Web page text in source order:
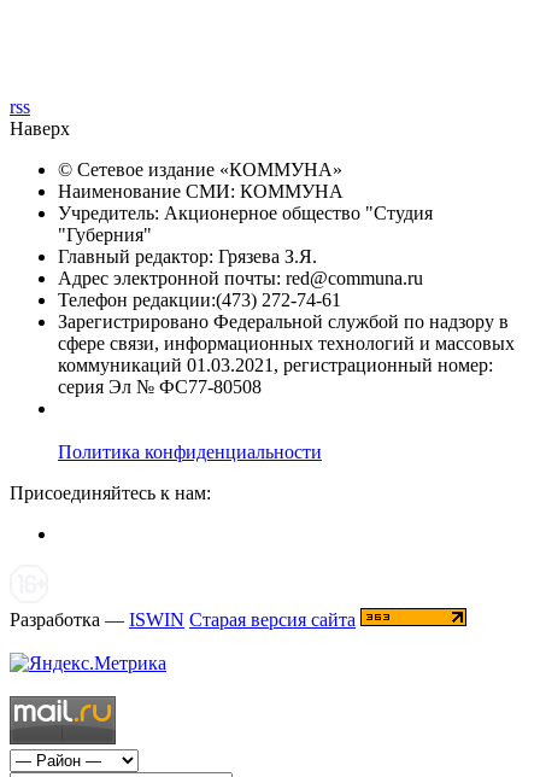
rss
Наверх
© Сетевое издание «КОММУНА»
Наименование СМИ: КОММУНА
Учредитель: Акционерное общество "Студия
"Губерния"
Главный редактор: Грязева З.Я.
Адрес электронной почты: red@communa.ru
Телефон редакции:(473) 272-74-61
Зарегистрировано Федеральной службой по надзору в
сфере связи, информационных технологий и массовых
коммуникаций 01.03.2021, регистрационный номер:
серия Эл № ФС77-80508
Политика конфиденциальности
Присоединяйтесь к нам:
Разработка — ISWIN Старая версия сайта